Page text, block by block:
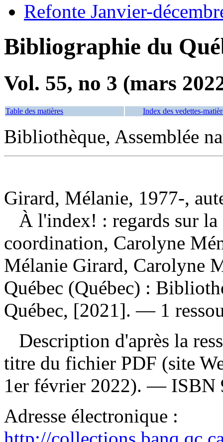
Refonte Janvier-
Bibliographie du
Vol. 55, no 3 (mars
Table des matières Index des vedettes-
Bibliothèque, Assemblée
Girard, Mélanie, 1977-,
À l'index! : regards sur
coordination, Carolyne
Mélanie Girard, Carolyne
Québec (Québec) :
Québec, [2021]. — 1
Description d'après la
titre du fichier PDF (site
1er février 2022). — ISBN
Adresse électronique :